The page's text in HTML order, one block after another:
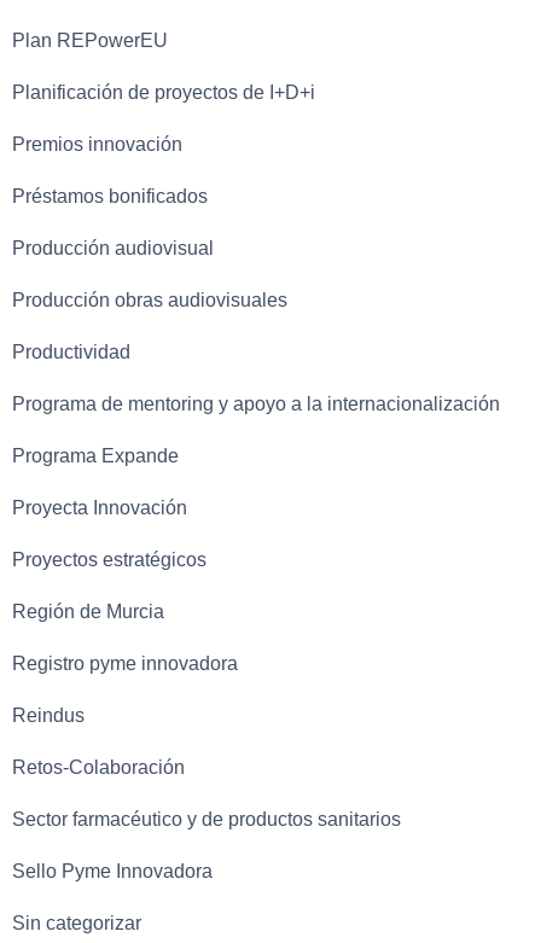
Plan REPowerEU
Planificación de proyectos de I+D+i
Premios innovación
Préstamos bonificados
Producción audiovisual
Producción obras audiovisuales
Productividad
Programa de mentoring y apoyo a la internacionalización
Programa Expande
Proyecta Innovación
Proyectos estratégicos
Región de Murcia
Registro pyme innovadora
Reindus
Retos-Colaboración
Sector farmacéutico y de productos sanitarios
Sello Pyme Innovadora
Sin categorizar